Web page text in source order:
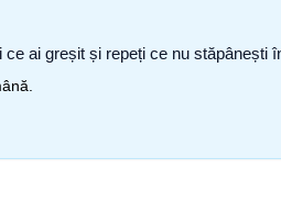
ai greșit și repeți ce nu